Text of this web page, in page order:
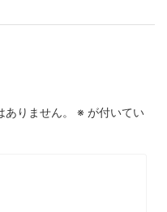
りません。 ※ が付いてい